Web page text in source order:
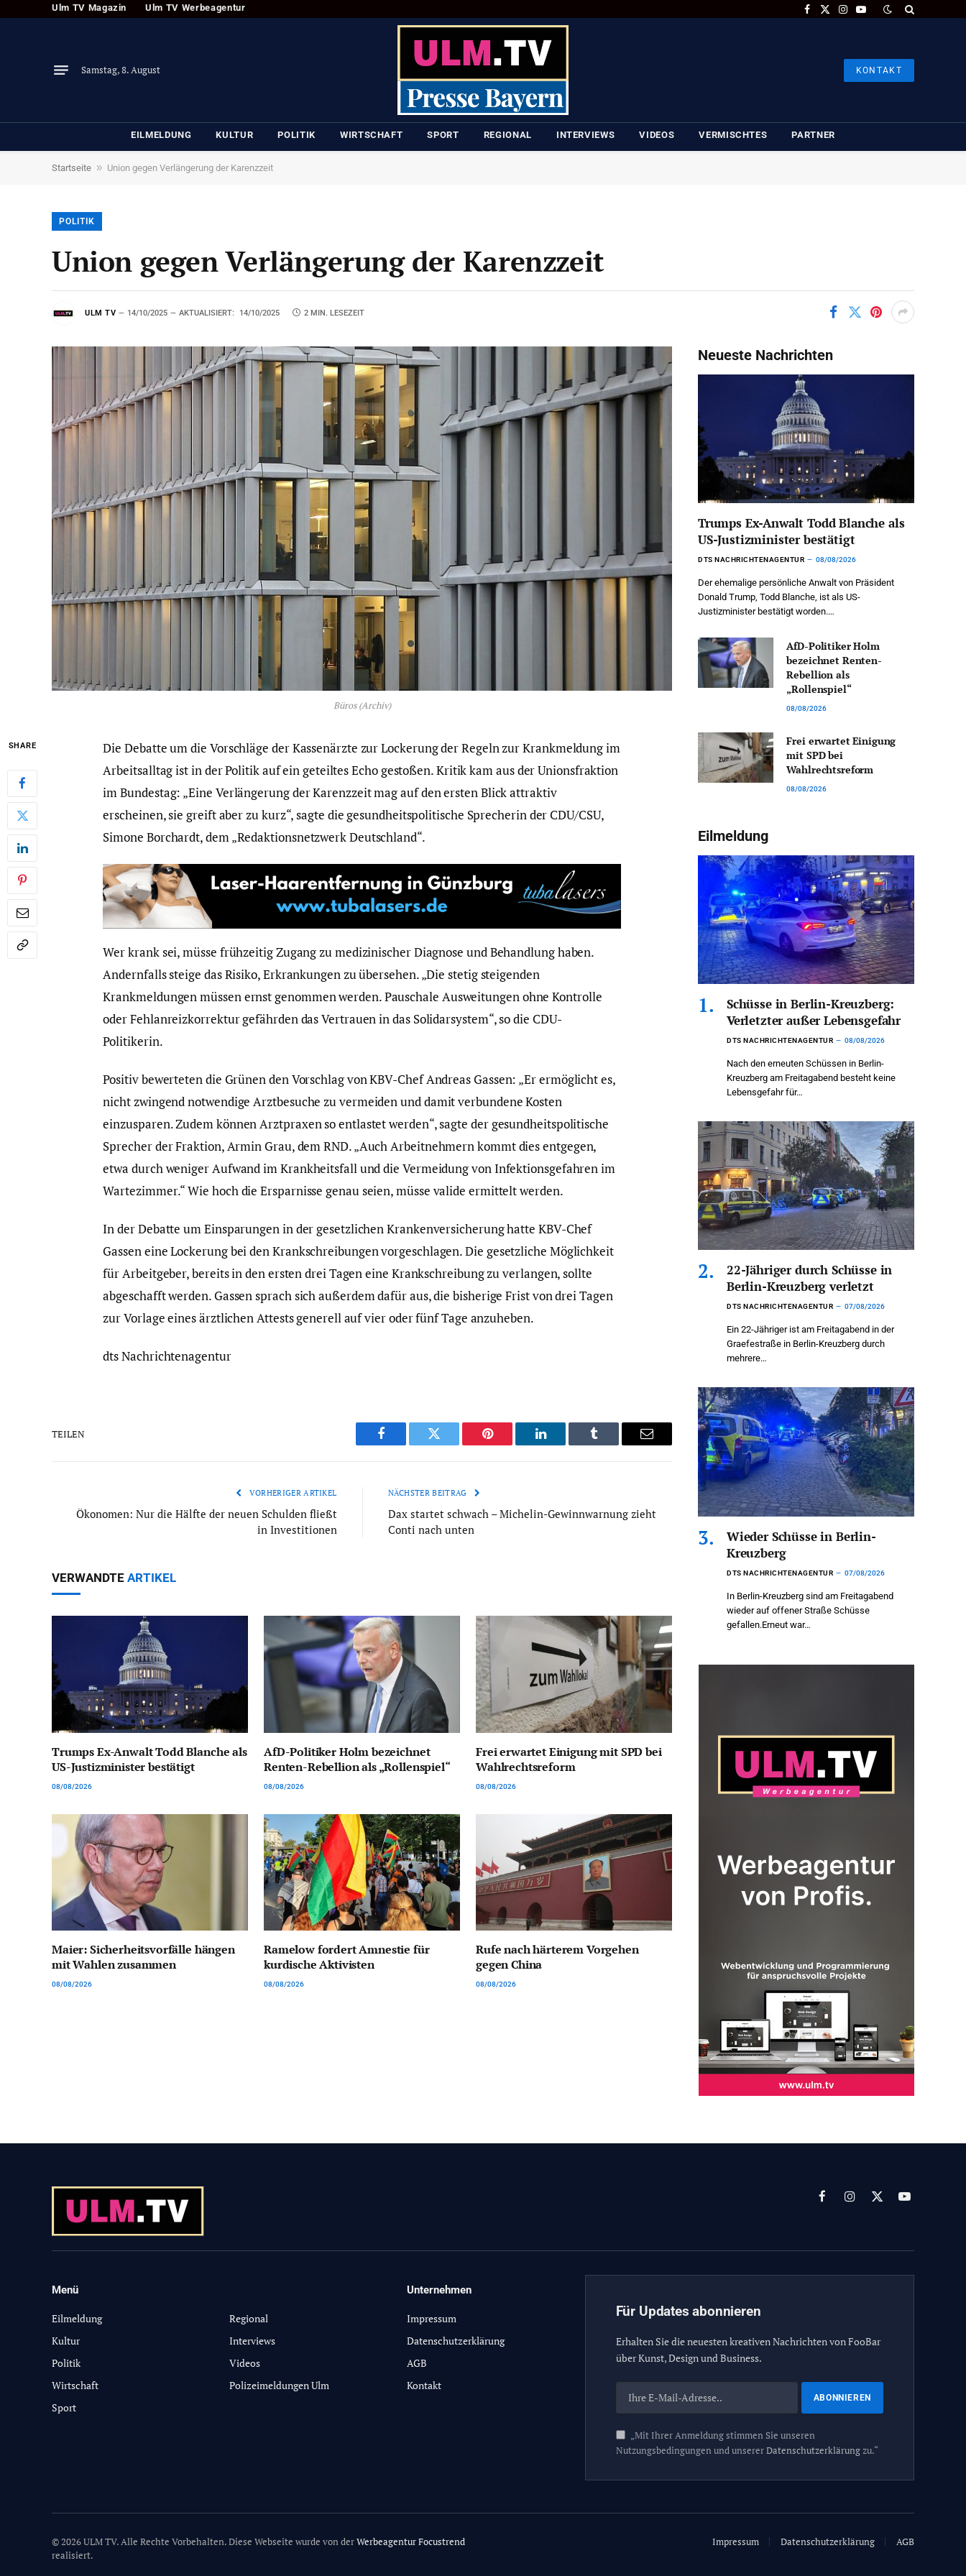
Ulm TV Magazin Ulm TV Werbeagentur
Facebook
X
Instagram
YouTube
Samstag, 8. August KONTAKT
EILMELDUNG KULTUR POLITIK WIRTSCHAFT SPORT REGIONAL INTERVIEWS VIDEOS VERMISCHTES PARTNER
Startseite » Union gegen Verlängerung der Karenzzeit
POLITIK
Union gegen Verlängerung der Karenzzeit
ULM TV 14/10/2025 AKTUALISIERT: 14/10/2025 2 MIN. LESEZEIT
Büros (Archiv)
SHARE
Die Debatte um die Vorschläge der Kassenärzte zur Lockerung der Regeln zur Krankmeldung im
Arbeitsalltag ist in der Politik auf ein geteiltes Echo gestoßen. Kritik kam aus der Unionsfraktion
im Bundestag: „Eine Verlängerung der Karenzzeit mag auf den ersten Blick attraktiv
erscheinen, sie greift aber zu kurz“, sagte die gesundheitspolitische Sprecherin der CDU/CSU,
Simone Borchardt, dem „Redaktionsnetzwerk Deutschland“.
Wer krank sei, müsse frühzeitig Zugang zu medizinischer Diagnose und Behandlung haben.
Andernfalls steige das Risiko, Erkrankungen zu übersehen. „Die stetig steigenden
Krankmeldungen müssen ernst genommen werden. Pauschale Ausweitungen ohne Kontrolle
oder Fehlanreizkorrektur gefährden das Vertrauen in das Solidarsystem“, so die CDU-
Politikerin.
Positiv bewerteten die Grünen den Vorschlag von KBV-Chef Andreas Gassen: „Er ermöglicht es,
nicht zwingend notwendige Arztbesuche zu vermeiden und damit verbundene Kosten
einzusparen. Zudem können Arztpraxen so entlastet werden“, sagte der gesundheitspolitische
Sprecher der Fraktion, Armin Grau, dem RND. „Auch Arbeitnehmern kommt dies entgegen,
etwa durch weniger Aufwand im Krankheitsfall und die Vermeidung von Infektionsgefahren im
Wartezimmer.“ Wie hoch die Ersparnisse genau seien, müsse valide ermittelt werden.
In der Debatte um Einsparungen in der gesetzlichen Krankenversicherung hatte KBV-Chef
Gassen eine Lockerung bei den Krankschreibungen vorgeschlagen. Die gesetzliche Möglichkeit
für Arbeitgeber, bereits in den ersten drei Tagen eine Krankschreibung zu verlangen, sollte
abgeschafft werden. Gassen sprach sich außerdem dafür aus, die bisherige Frist von drei Tagen
zur Vorlage eines ärztlichen Attests generell auf vier oder fünf Tage anzuheben.
dts Nachrichtenagentur
TEILEN
Facebook Twitter Pinterest LinkedIn Tumblr Email
VORHERIGER ARTIKEL
Ökonomen: Nur die Hälfte der neuen Schulden fließt
in Investitionen
NÄCHSTER BEITRAG
Dax startet schwach – Michelin-Gewinnwarnung zieht
Conti nach unten
VERWANDTE ARTIKEL
Trumps Ex-Anwalt Todd Blanche als
US-Justizminister bestätigt
08/08/2026
AfD-Politiker Holm bezeichnet
Renten-Rebellion als „Rollenspiel“
08/08/2026
Frei erwartet Einigung mit SPD bei
Wahlrechtsreform
08/08/2026
Maier: Sicherheitsvorfälle hängen
mit Wahlen zusammen
08/08/2026
Ramelow fordert Amnestie für
kurdische Aktivisten
08/08/2026
Rufe nach härterem Vorgehen
gegen China
08/08/2026
Neueste Nachrichten
Trumps Ex-Anwalt Todd Blanche als
US-Justizminister bestätigt
DTS NACHRICHTENAGENTUR 08/08/2026
Der ehemalige persönliche Anwalt von Präsident
Donald Trump, Todd Blanche, ist als US-
Justizminister bestätigt worden.…
AfD-Politiker Holm
bezeichnet Renten-
Rebellion als
„Rollenspiel“
08/08/2026
Frei erwartet Einigung
mit SPD bei
Wahlrechtsreform
08/08/2026
Eilmeldung
Schüsse in Berlin-Kreuzberg:
Verletzter außer Lebensgefahr
DTS NACHRICHTENAGENTUR 08/08/2026
Nach den erneuten Schüssen in Berlin-
Kreuzberg am Freitagabend besteht keine
Lebensgefahr für…
22-Jähriger durch Schüsse in
Berlin-Kreuzberg verletzt
DTS NACHRICHTENAGENTUR 07/08/2026
Ein 22-Jähriger ist am Freitagabend in der
Graefestraße in Berlin-Kreuzberg durch
mehrere…
Wieder Schüsse in Berlin-
Kreuzberg
DTS NACHRICHTENAGENTUR 07/08/2026
In Berlin-Kreuzberg sind am Freitagabend
wieder auf offener Straße Schüsse
gefallen.Erneut war…
FacebookInstagram
X
YouTube
Menü
Eilmeldung
Kultur
Politik
Wirtschaft
Sport
Regional
Interviews
Videos
Polizeimeldungen Ulm
Unternehmen
Impressum
Datenschutzerklärung
AGB
Kontakt
Für Updates abonnieren
Erhalten Sie die neuesten kreativen Nachrichten von FooBar
über Kunst, Design und Business.
„Mit Ihrer Anmeldung stimmen Sie unseren
Nutzungsbedingungen und unsererDatenschutzerklärungzu.“
© 2026 ULM TV. Alle Rechte Vorbehalten. Diese Webseite wurde von derWerbeagentur Focustrend
realisiert.
Impressum Datenschutzerklärung AGB